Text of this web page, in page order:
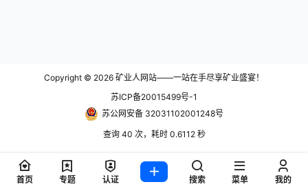
Copyright © 2026 矿业人网站——一站在手尽享矿业盛宴！
苏ICP备20015499号-1
苏公网安备 32031102001248号
查询 40 次，耗时 0.6112 秒
首页 专题 认证 搜索 菜单 我的